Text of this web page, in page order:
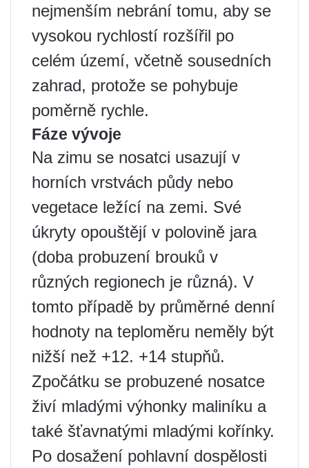
nejmenším nebrání tomu, aby se
vysokou rychlostí rozšířil po
celém území, včetně sousedních
zahrad, protože se pohybuje
poměrně rychle.
Fáze vývoje
Na zimu se nosatci usazují v
horních vrstvách půdy nebo
vegetace ležící na zemi. Své
úkryty opouštějí v polovině jara
(doba probuzení brouků v
různých regionech je různá). V
tomto případě by průměrné denní
hodnoty na teploměru neměly být
nižší než +12. +14 stupňů.
Zpočátku se probuzené nosatce
živí mladými výhonky maliníku a
také šťavnatými mladými kořínky.
Po dosažení pohlavní dospělosti